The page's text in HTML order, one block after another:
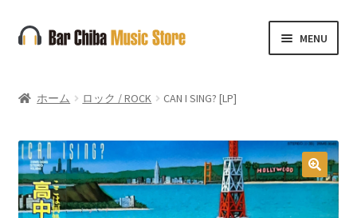
ナ
ビ
ー
ン
へ
ス
キ
コ
ン
ン
ス
キ
ッ
プ
MENU
ホーム ロック / ROCK CAN I SING? [LP]
🔍